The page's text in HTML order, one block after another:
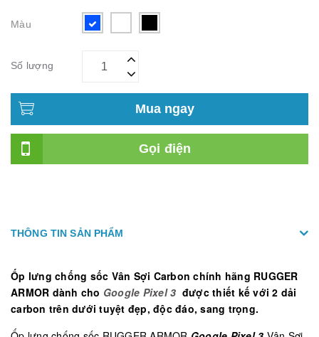
Màu
Số lượng
Mua ngay
Gọi điện
THÔNG TIN SẢN PHẨM
Ốp lưng chống sốc Vân Sợi Carbon chính hãng RUGGER
ARMOR dành cho Google Pixel 3 được thiết kế với 2 dải
carbon trên dưới tuyệt đẹp, độc đáo, sang trọng.